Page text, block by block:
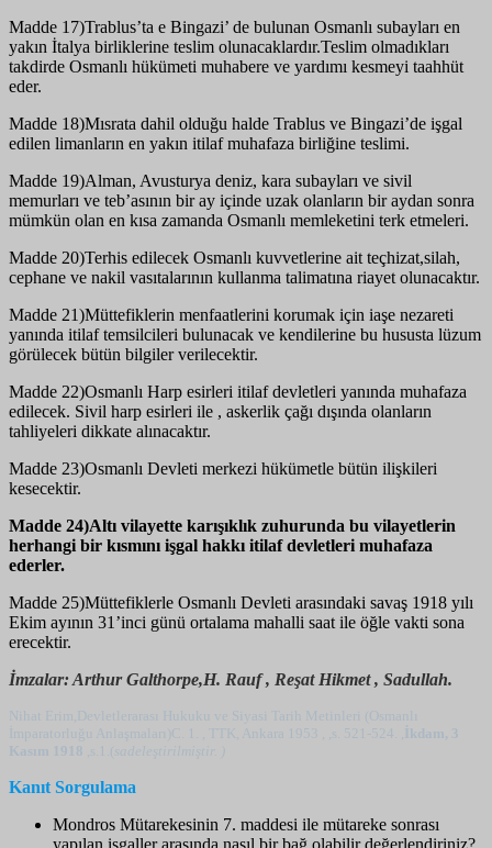
Madde 17)Trablus’ta e Bingazi’ de bulunan Osmanlı subayları en
yakın İtalya birliklerine teslim olunacaklardır.Teslim olmadıkları
takdirde Osmanlı hükümeti muhabere ve yardımı kesmeyi taahhüt
eder.
Madde 18)Mısrata dahil olduğu halde Trablus ve Bingazi’de işgal
edilen limanların en yakın itilaf muhafaza birliğine teslimi.
Madde 19)Alman, Avusturya deniz, kara subayları ve sivil
memurları ve teb’asının bir ay içinde uzak olanların bir aydan sonra
mümkün olan en kısa zamanda Osmanlı memleketini terk etmeleri.
Madde 20)Terhis edilecek Osmanlı kuvvetlerine ait teçhizat,silah,
cephane ve nakil vasıtalarının kullanma talimatına riayet olunacaktır.
Madde 21)Müttefiklerin menfaatlerini korumak için iaşe nezareti
yanında itilaf temsilcileri bulunacak ve kendilerine bu hususta lüzum
görülecek bütün bilgiler verilecektir.
Madde 22)Osmanlı Harp esirleri itilaf devletleri yanında muhafaza
edilecek. Sivil harp esirleri ile , askerlik çağı dışında olanların
tahliyeleri dikkate alınacaktır.
Madde 23)Osmanlı Devleti merkezi hükümetle bütün ilişkileri
kesecektir.
Madde 24)Altı vilayette karışıklık zuhurunda bu vilayetlerin
herhangi bir kısmını işgal hakkı itilaf devletleri muhafaza
ederler.
Madde 25)Müttefiklerle Osmanlı Devleti arasındaki savaş 1918 yılı
Ekim ayının 31’inci günü ortalama mahalli saat ile öğle vakti sona
erecektir.
İmzalar: Arthur Galthorpe,H. Rauf , Reşat Hikmet , Sadullah.
Nihat Erim,Devletlerarası Hukuku ve Siyasi Tarih Metinleri (Osmanlı
İmparatorluğu Anlaşmaları)C. 1. , TTK, Ankara 1953 , ,s. 521-524. ,
İkdam, 3
Kasım 1918 ,s.1.( sadeleştirilmiştir. )
Kanıt Sorgulama
Mondros Mütarekesinin 7. maddesi ile mütareke sonrası
yapılan işgaller arasında nasıl bir bağ olabilir değerlendiriniz?